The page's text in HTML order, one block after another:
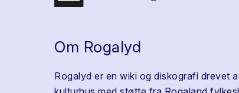
Om Rogalyd
Rogalyd er en wiki og diskografi drevet